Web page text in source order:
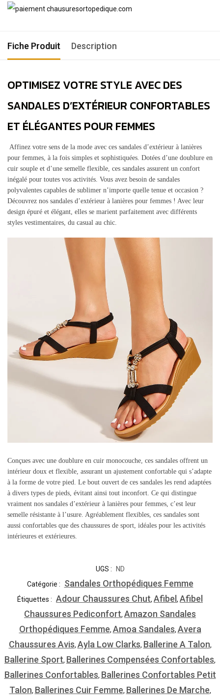
Fiche Produit Description
OPTIMISEZ VOTRE STYLE AVEC DES
SANDALES D’EXTÉRIEUR CONFORTABLES
ET ÉLÉGANTES POUR FEMMES
Affinez votre sens de la mode avec ces sandales d’extérieur à lanières
pour femmes, à la fois simples et sophistiquées. Dotées d’une doublure en
cuir souple et d’une semelle flexible, ces sandales assurent un confort
inégalé pour toutes vos activités. Vous avez besoin de sandales
polyvalentes capables de sublimer n’importe quelle tenue et occasion ?
Découvrez nos sandales d’extérieur à lanières pour femmes ! Avec leur
design épuré et élégant, elles se marient parfaitement avec différents
styles vestimentaires, du casual au chic.
Conçues avec une doublure en cuir monocouche, ces sandales offrent un
intérieur doux et flexible, assurant un ajustement confortable qui s’adapte
à la forme de votre pied. Le bout ouvert de ces sandales les rend adaptées
à divers types de pieds, évitant ainsi tout inconfort. Ce qui distingue
vraiment nos sandales d’extérieur à lanières pour femmes, c’est leur
semelle résistante à l’usure. Agréablement flexibles, ces sandales sont
aussi confortables que des chaussures de sport, idéales pour les activités
intérieures et extérieures.
UGS :
ND
Catégorie :
Sandales Orthopédiques Femme
Étiquettes : Adour Chaussures Chut, Afibel , Afibel
Chaussures Pediconfort, Amazon Sandales
Orthopédiques Femme, Amoa Sandales, Avera
Chaussures Avis, Ayla Low Clarks, Ballerine A Talon,
Ballerine Sport, Ballerines Compensées Confortables,
Ballerines Confortables, Ballerines Confortables Petit
Talon, Ballerines Cuir Femme, Ballerines De Marche,